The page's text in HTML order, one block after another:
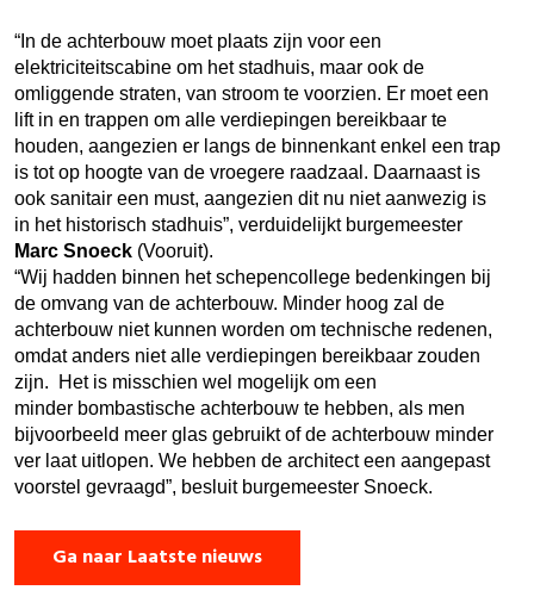
“In de achterbouw moet plaats zijn voor een
elektriciteitscabine om het stadhuis, maar ook de
omliggende straten, van stroom te voorzien. Er moet een
lift in en trappen om alle verdiepingen bereikbaar te
houden, aangezien er langs de binnenkant enkel een trap
is tot op hoogte van de vroegere raadzaal. Daarnaast is
ook sanitair een must, aangezien dit nu niet aanwezig is
in het historisch stadhuis”, verduidelijkt burgemeester
Marc Snoeck (Vooruit).
“Wij hadden binnen het schepencollege bedenkingen bij
de omvang van de achterbouw. Minder hoog zal de
achterbouw niet kunnen worden om technische redenen,
omdat anders niet alle verdiepingen bereikbaar zouden
zijn. Het is misschien wel mogelijk om een
minder bombastische achterbouw te hebben, als men
bijvoorbeeld meer glas gebruikt of de achterbouw minder
ver laat uitlopen. We hebben de architect een aangepast
voorstel gevraagd”, besluit burgemeester Snoeck.
Ga naar Laatste nieuws